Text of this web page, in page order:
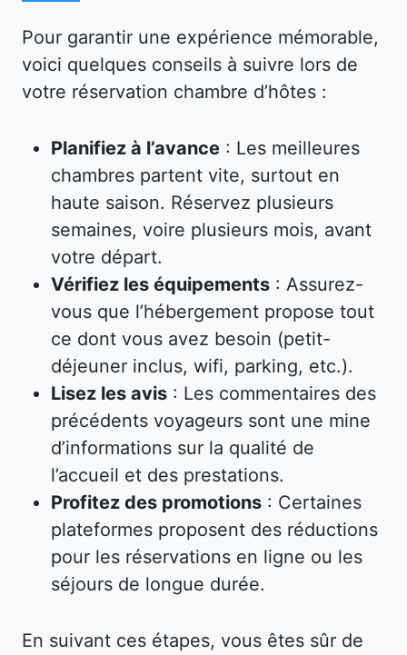
Pour garantir une expérience mémorable,
voici quelques conseils à suivre lors de
votre réservation chambre d’hôtes :
Planifiez à l’avance : Les meilleures
chambres partent vite, surtout en
haute saison. Réservez plusieurs
semaines, voire plusieurs mois, avant
votre départ.
Vérifiez les équipements : Assurez-
vous que l’hébergement propose tout
ce dont vous avez besoin (petit-
déjeuner inclus, wifi, parking, etc.).
Lisez les avis : Les commentaires des
précédents voyageurs sont une mine
d’informations sur la qualité de
l’accueil et des prestations.
Profitez des promotions : Certaines
plateformes proposent des réductions
pour les réservations en ligne ou les
séjours de longue durée.
En suivant ces étapes, vous êtes sûr de